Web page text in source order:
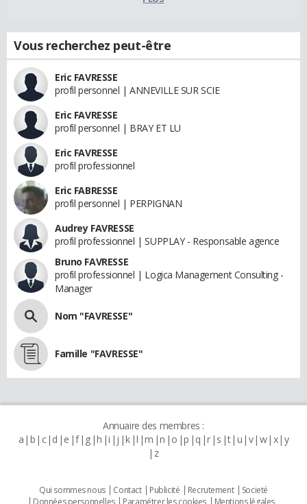
Vous recherchez peut-être
Eric FAVRESSE
profil personnel | ANNEVILLE SUR SCIE
Eric FAVRESSE
profil personnel | BRAY ET LU
Eric FAVRESSE
profil professionnel
Eric FABRESSE
profil personnel | PERPIGNAN
Audrey FAVRESSE
profil professionnel | SUPPLAY - Responsable agence
Bruno FAVRESSE
profil professionnel | Logica Management Consulting -
Manager
Nom "FAVRESSE"
Famille "FAVRESSE"
Annuaire des membres :
a b c d e f g h i j k l m n o p q r s t u v w x y
z
Qui sommes nous Contact Publicité Recrutement
Societé
Données personnelles
Paramétrer les cookies Mentions légales